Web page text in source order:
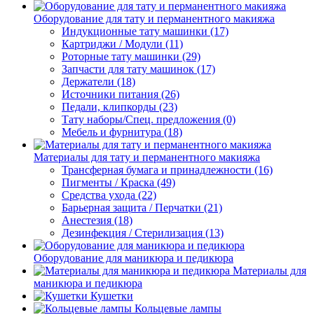
Оборудование для тату и перманентного макияжа
Индукционные тату машинки (17)
Картриджи / Модули (11)
Роторные тату машинки (29)
Запчасти для тату машинок (17)
Держатели (18)
Источники питания (26)
Педали, клипкорды (23)
Тату наборы/Спец. предложения (0)
Мебель и фурнитура (18)
Материалы для тату и перманентного макияжа
Трансферная бумага и принадлежности (16)
Пигменты / Краска (49)
Средства ухода (22)
Барьерная защита / Перчатки (21)
Анестезия (18)
Дезинфекция / Стерилизация (13)
Оборудование для маникюра и педикюра
Материалы для
маникюра и педикюра
Кушетки
Кольцевые лампы